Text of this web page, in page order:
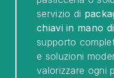
servizio di
chiavi in mano
supporto
e soluzioni
valorizzare ogni